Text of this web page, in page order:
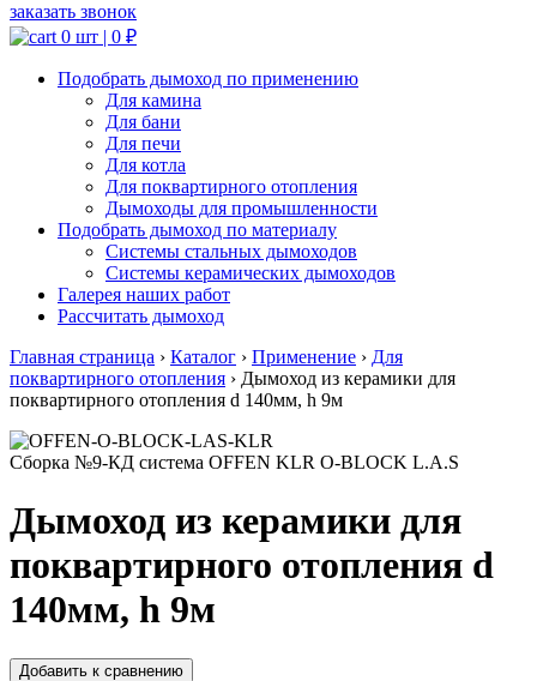
заказать звонок
0 шт | 0 ₽
Подобрать дымоход по применению
Для камина
Для бани
Для печи
Для котла
Для поквартирного отопления
Дымоходы для промышленности
Подобрать дымоход по материалу
Системы стальных дымоходов
Системы керамических дымоходов
Галерея наших работ
Рассчитать дымоход
Главная страница › Каталог › Применение › Для
поквартирного отопления › Дымоход из керамики для
поквартирного отопления d 140мм, h 9м
Сборка №9-КД система OFFEN KLR O-BLOCK L.A.S
Дымоход из керамики для
поквартирного отопления d
140мм, h 9м
Добавить к сравнению